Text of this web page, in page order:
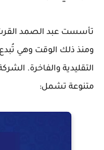
ومنذ ذلك الوقت وهي
التقليدية والفاخرة.
متنوعة تشمل: